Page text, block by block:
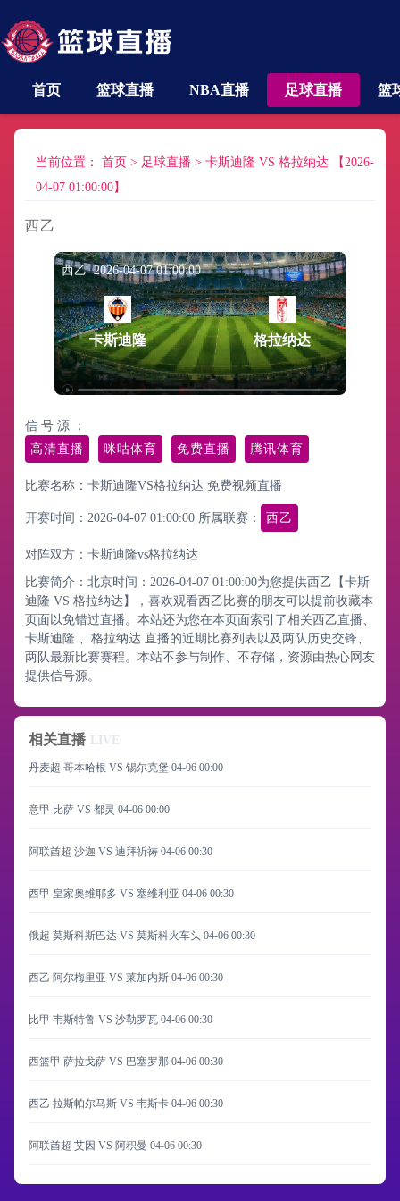
首页 篮球直播 NBA直播 足球直播 篮
当前位置： 首页 > 足球直播 > 卡斯迪隆 VS 格拉纳达 【2026-
04-07 01:00:00】
西乙
西乙 2026-04-07 01:00:00
卡斯迪隆 格拉纳达
信 号 源 ：
高清直播
咪咕体育 免费直播 腾讯体育
比赛名称：卡斯迪隆VS格拉纳达 免费视频直播
开赛时间：2026-04-07 01:00:00 所属联赛： 西乙
对阵双方：卡斯迪隆vs格拉纳达
比赛简介：北京时间：2026-04-07 01:00:00为您提供西乙【卡斯
迪隆 VS 格拉纳达】，喜欢观看西乙比赛的朋友可以提前收藏本
页面以免错过直播。本站还为您在本页面索引了相关西乙直播、
卡斯迪隆 、格拉纳达 直播的近期比赛列表以及两队历史交锋、
两队最新比赛赛程。本站不参与制作、不存储，资源由热心网友
提供信号源。
相关直播 LIVE
丹麦超 哥本哈根 VS 锡尔克堡 04-06 00:00
意甲 比萨 VS 都灵 04-06 00:00
阿联酋超 沙迦 VS 迪拜祈祷 04-06 00:30
西甲 皇家奥维耶多 VS 塞维利亚 04-06 00:30
俄超 莫斯科斯巴达 VS 莫斯科火车头 04-06 00:30
西乙 阿尔梅里亚 VS 莱加内斯 04-06 00:30
比甲 韦斯特鲁 VS 沙勒罗瓦 04-06 00:30
西篮甲 萨拉戈萨 VS 巴塞罗那 04-06 00:30
西乙 拉斯帕尔马斯 VS 韦斯卡 04-06 00:30
阿联酋超 艾因 VS 阿积曼 04-06 00:30